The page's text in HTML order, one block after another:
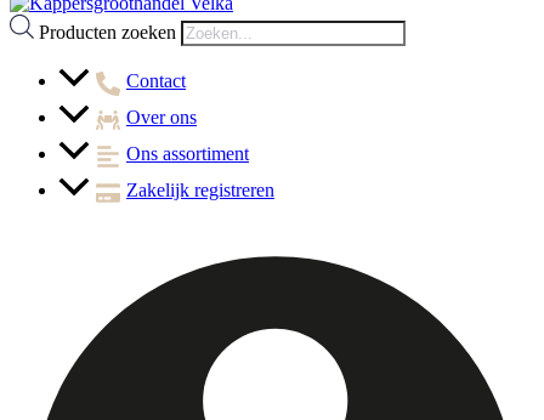
Producten zoeken
Contact
Over ons
Ons assortiment
Zakelijk registreren